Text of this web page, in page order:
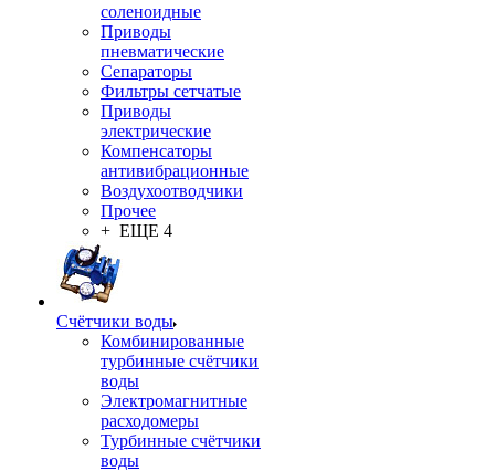
соленоидные
Приводы
пневматические
Сепараторы
Фильтры сетчатые
Приводы
электрические
Компенсаторы
антивибрационные
Воздухоотводчики
Прочее
+ ЕЩЕ 4
Счётчики воды
Комбинированные
турбинные счётчики
воды
Электромагнитные
расходомеры
Турбинные счётчики
воды